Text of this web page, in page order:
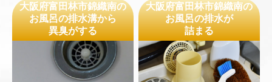
大阪府富田林市錦織南の
お風呂の排水溝から
異臭がする
大阪府富田林市錦織南の
お風呂の排水が
詰まる